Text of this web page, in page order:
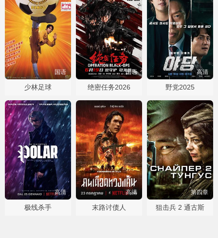
国语
少林足球
国语
绝密任务2026
高清
野党2025
高清
极线杀手
高清
末路讨债人
第四章
狙击兵 2 通古斯